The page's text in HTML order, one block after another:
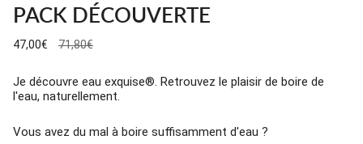
PACK DÉCOUVERTE
47,00€
Prix
71,80€
Je découvre eau exquise®. Retrouvez le plaisir de boire de
l'eau, naturellement.
Vous avez du mal à boire suffisamment d'eau ?